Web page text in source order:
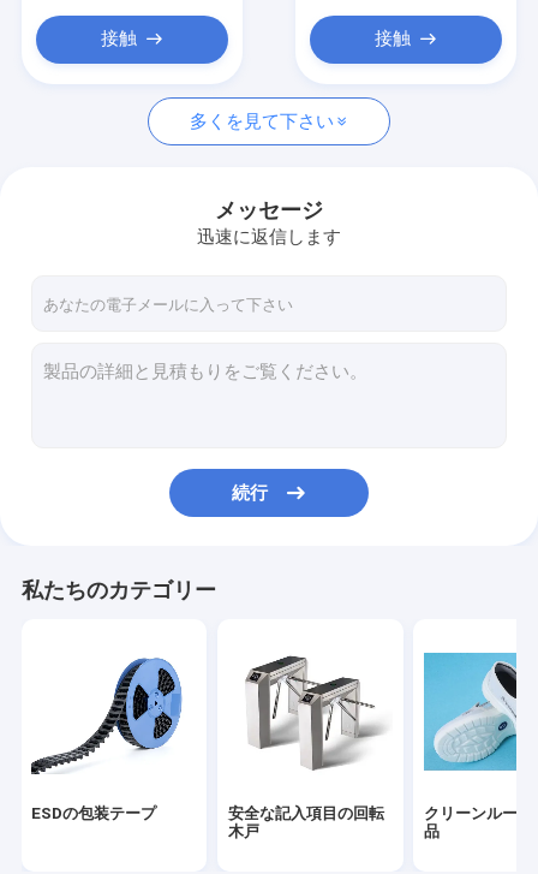
すべての場合
ESDの包装テープ
クリーンルームの付属品
カバーテープ
まめの包装箱
smt
esdの生地
接触 接触
多くを見て下さい
メッセージ
迅速に返信します
続行
私たちのカテゴリー
ESDの包装テープ
安全な記入項目の回転
木戸
クリーンルーム
品